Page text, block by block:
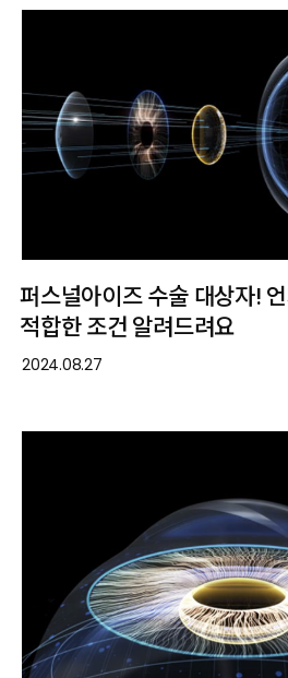
퍼스널아이즈 수술 대상자!
적합한 조건 알려드려요
2024.08.27